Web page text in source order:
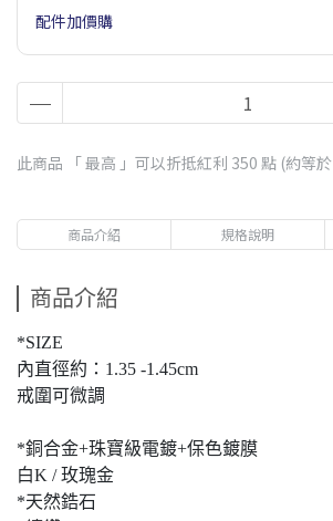
配件加價購
此商品 「 最高 」可以折抵紅利 350 點 (約等於
商品介紹 規格說明
商品介紹
*SIZE
內直徑約：1.35 -1.45cm
戒圍可微調
*銅合金+珠寶級電鍍+保色鍍膜
白K / 玫瑰金
*天然鋯石